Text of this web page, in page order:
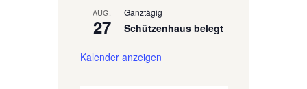
AUG.
27
Ganztägig
Schützenhaus belegt
Kalender anzeigen